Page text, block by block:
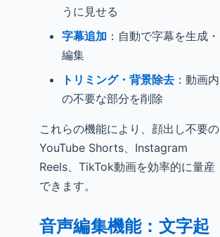
うに見せる
字幕追加 ：自動で字幕を生成・
編集
トリミング・背景除去 ：動画内
の不要な部分を削除
これらの機能により、顔出し不要の
YouTube Shorts、Instagram
Reels、TikTok動画を効率的に量産
できます。
音声編集機能：文字起